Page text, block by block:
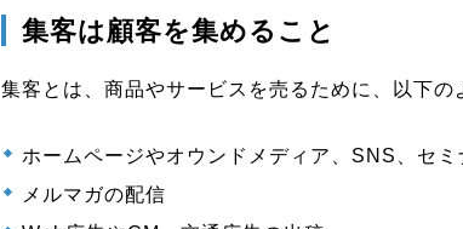
集客は顧客を集めること
集客とは、商品やサービスを売るために、以下
ホームページやオウンドメディア、SNS、セ
メルマガの配信